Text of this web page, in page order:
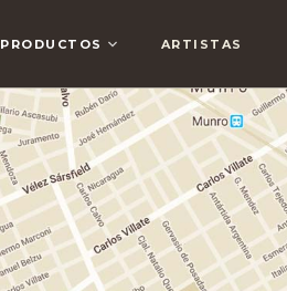
PRODUCTOS ARTISTAS